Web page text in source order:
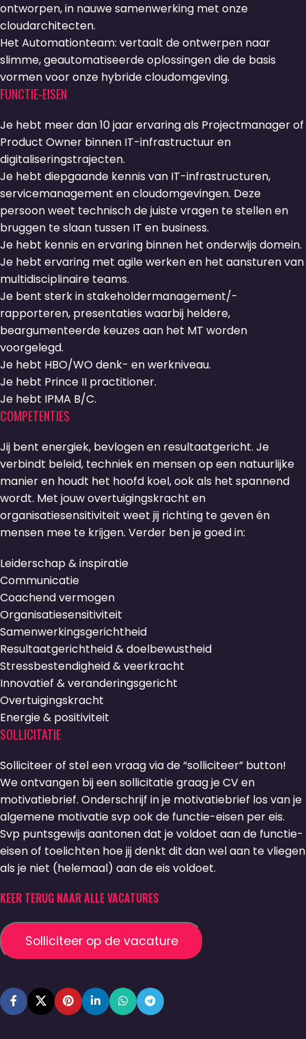
ontworpen, in nauwe samenwerking met onze
cloudarchitecten.
Het Automationteam: vertaalt de ontwerpen naar
slimme, geautomatiseerde oplossingen die de basis
vormen voor onze hybride cloudomgeving.
FUNCTIE-EISEN
Je hebt meer dan 10 jaar ervaring als Projectmanager of
Product Owner binnen IT-infrastructuur en
digitaliseringstrajecten.
Je hebt diepgaande kennis van IT-infrastructuren,
servicemanagement en cloudomgevingen. Deze
persoon weet technisch de juiste vragen te stellen en
bruggen te slaan tussen IT en business.
Je hebt kennis en ervaring binnen het onderwijs domein.
Je hebt ervaring met agile werken en het aansturen van
multidisciplinaire teams.
Je bent sterk in stakeholdermanagement/-
rapporteren, presentaties waarbij heldere,
beargumenteerde keuzes aan het MT worden
voorgelegd.
Je hebt HBO/WO denk- en werkniveau.
Je hebt Prince II practitioner.
Je hebt IPMA B/C.
COMPETENTIES
Jij bent energiek, bevlogen en resultaatgericht. Je
verbindt beleid, techniek en mensen op een natuurlijke
manier en houdt het hoofd koel, ook als het spannend
wordt. Met jouw overtuigingskracht en
organisatiesensitiviteit weet jij richting te geven én
mensen mee te krijgen. Verder ben je goed in:
Leiderschap & inspiratie
Communicatie
Coachend vermogen
Organisatiesensitiviteit
Samenwerkingsgerichtheid
Resultaatgerichtheid & doelbewustheid
Stressbestendigheid & veerkracht
Innovatief & veranderingsgericht
Overtuigingskracht
Energie & positiviteit
SOLLICITATIE
Solliciteer of stel een vraag via de “solliciteer” button!
We ontvangen bij een sollicitatie graag je CV en
motivatiebrief. Onderschrijf in je motivatiebrief los van je
algemene motivatie svp ook de functie-eisen per eis.
Svp puntsgewijs aantonen dat je voldoet aan de functie-
eisen of toelichten hoe jij denkt dit dan wel aan te vliegen
als je niet (helemaal) aan de eis voldoet.
KEER TERUG NAAR ALLE VACATURES